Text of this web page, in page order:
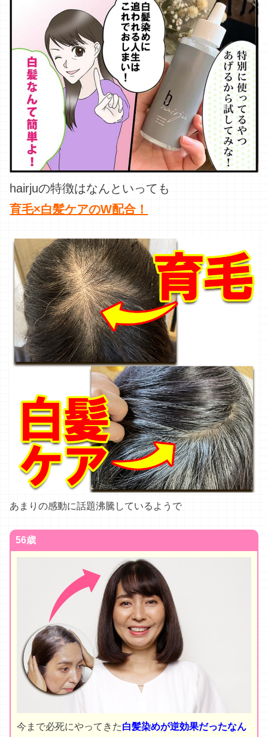
hairjuの特徴はなんといっても
育毛×白髪ケアのW配合！
あまりの感動に話題沸騰しているようで
56歳
今まで必死にやってきた白髪染めが逆効果だったなん